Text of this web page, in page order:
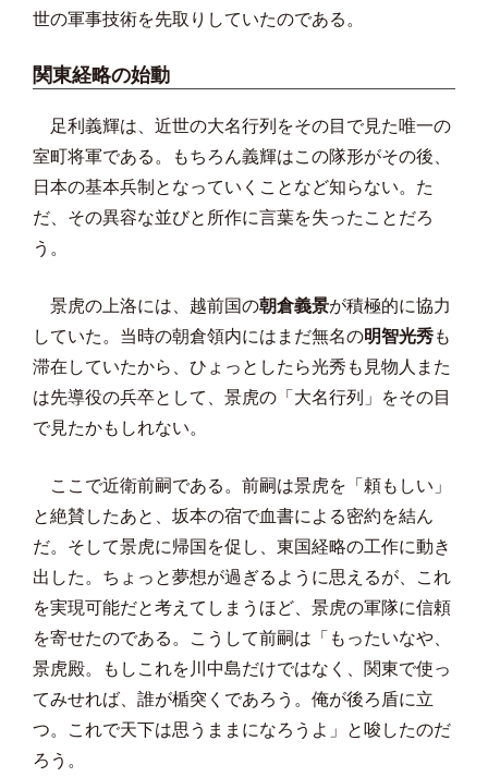
世の軍事技術を先取りしていたのである。
関東経略の始動
足利義輝は、 近世の大名行列をその目で見た唯一の
室町将軍である。
もちろん義輝はこの隊形がその後、
日本の基本兵制となっていくことなど知らない。た
だ、 その異容な並びと所作に言葉を失ったことだろ
う。
景虎の上洛には、越前国の朝倉義景が積極的に協力
していた。当時の朝倉領内にはまだ無名の明智光秀も
滞在していたから、ひょっとしたら光秀も見物人また
は先導役の兵卒として、景虎の「大名行列」をその目
で見たかもしれない。
ここで近衛前嗣である。前嗣は景虎を「頼もしい」
と絶賛したあと、坂本の宿で血書による密約を結ん
だ。そして景虎に帰国を促し、東国経略の工作に動き
出した。ちょっと夢想が過ぎるように思えるが、
これ
を実現可能だと考えてしまうほど、景虎の軍隊に信頼
を寄せたのである。こうして前嗣は「もったいなや、
景虎殿。もしこれを川中島だけではなく、関東で使っ
てみせれば、誰が楯突くであろう。俺が後ろ盾に立
つ。これで天下は思うままになろうよ」と唆したのだ
ろう。